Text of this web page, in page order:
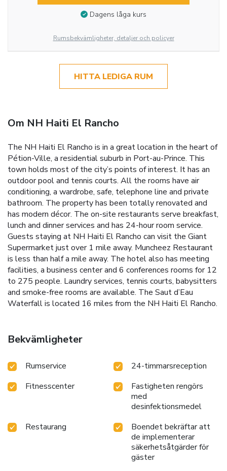
Dagens låga kurs
Rumsbekvämligheter, detaljer och policyer
HITTA LEDIGA RUM
Om NH Haiti El Rancho
The NH Haiti El Rancho is in a great location in the heart of
Pétion-Ville, a residential suburb in Port-au-Prince. This
town holds most of the city’s points of interest. It has an
outdoor pool and tennis courts. All the rooms have air
conditioning, a wardrobe, safe, telephone line and private
bathroom. The property has been totally renovated and
has modern décor. The on-site restaurants serve breakfast,
lunch and dinner services and has 24-hour room service.
Guests staying at NH Haiti El Rancho can visit the Giant
Supermarket just over 1 mile away. Muncheez Restaurant
is less than half a mile away. The hotel also has meeting
facilities, a business center and 6 conferences rooms for 12
to 275 people. Laundry services, tennis courts, babysitters
and smoke-free rooms are available. The Saut d’Eau
Waterfall is located 16 miles from the NH Haiti El Rancho.
Bekvämligheter
Rumservice
24-timmarsreception
Fitnesscenter
Fastigheten rengörs
med
desinfektionsmedel
Restaurang
Boendet bekräftar att
de implementerar
säkerhetsåtgärder för
gäster